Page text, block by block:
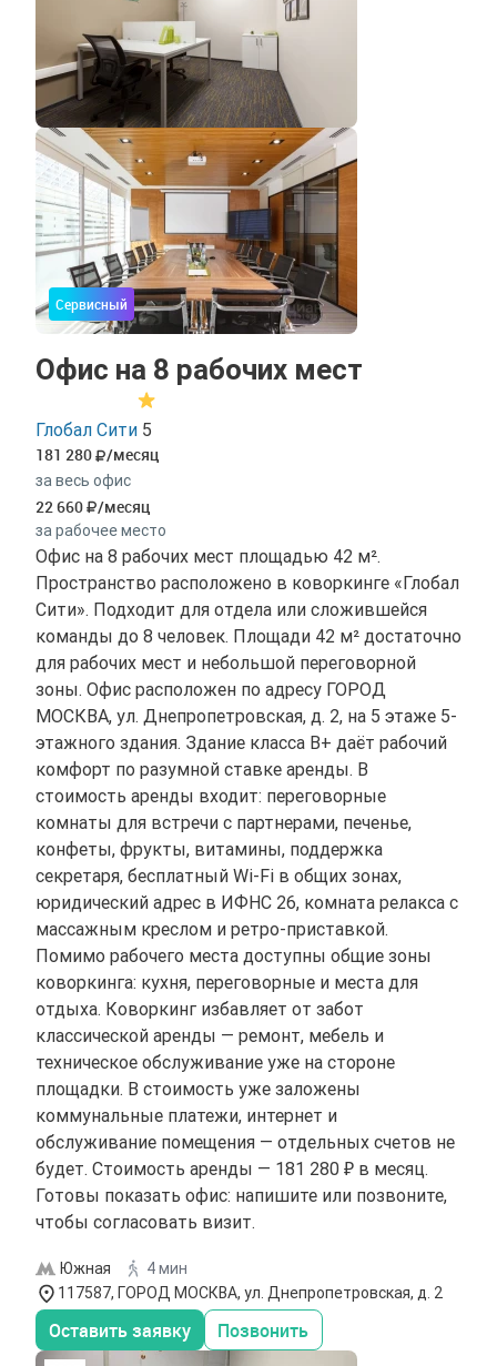
Сервисный
Офис на 8 рабочих мест
Глобал Сити 5
181 280 /месяц
за весь офис
22 660 /месяц
за рабочее место
Офис на 8 рабочих мест площадью 42 м².
Пространство расположено в коворкинге «Глобал
Сити». Подходит для отдела или сложившейся
команды до 8 человек. Площади 42 м² достаточно
для рабочих мест и небольшой переговорной
зоны. Офис расположен по адресу ГОРОД
МОСКВА, ул. Днепропетровская, д. 2, на 5 этаже 5-
этажного здания. Здание класса B+ даёт рабочий
комфорт по разумной ставке аренды. В
стоимость аренды входит: переговорные
комнаты для встречи с партнерами, печенье,
конфеты, фрукты, витамины, поддержка
секретаря, бесплатный Wi-Fi в общих зонах,
юридический адрес в ИФНС 26, комната релакса с
массажным креслом и ретро-приставкой.
Помимо рабочего места доступны общие зоны
коворкинга: кухня, переговорные и места для
отдыха. Коворкинг избавляет от забот
классической аренды — ремонт, мебель и
техническое обслуживание уже на стороне
площадки. В стоимость уже заложены
коммунальные платежи, интернет и
обслуживание помещения — отдельных счетов не
будет. Стоимость аренды — 181 280 ₽ в месяц.
Готовы показать офис: напишите или позвоните,
чтобы согласовать визит.
Южная
4 мин
117587, ГОРОД МОСКВА, ул. Днепропетровская, д. 2
Оставить заявку Позвонить